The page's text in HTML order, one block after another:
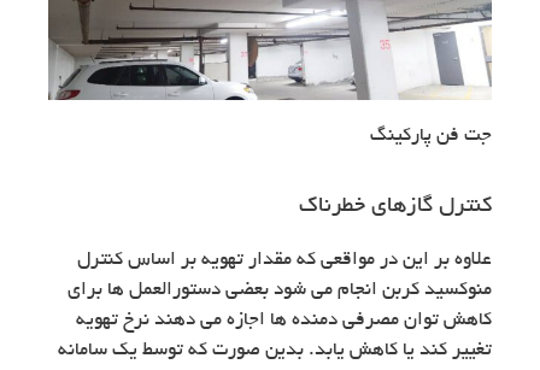
جت فن پارکینگ
کنترل گازهای خطرناک
علاوه بر این در مواقعی که مقدار تهویه بر اساس کنترل
منوکسید کربن انجام می شود بعضی دستورالعمل ها برای
کاهش توان مصرفی دمنده ها اجازه می دهند نرخ تهویه
تغییر کند یا کاهش یابد. بدین صورت که توسط یک سامانه